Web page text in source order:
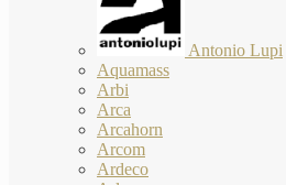
Antonio Lupi
Aquamass
Arbi
Arca
Arcahorn
Arcom
Ardeco